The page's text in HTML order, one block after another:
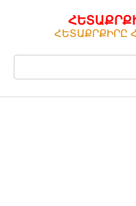
ՀԵՏԱՔՐՔԻՐԸ
Поиск: